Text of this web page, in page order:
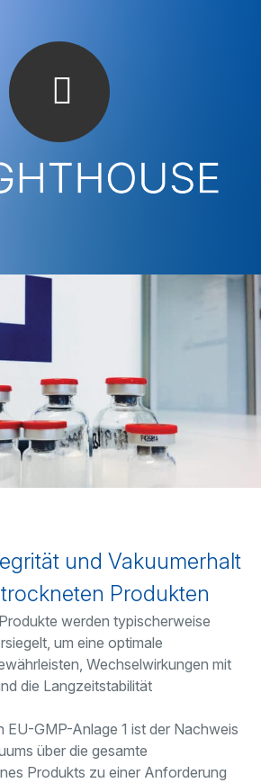
und Vakuumerhalt
Produkten
werden typischerweise
um eine optimale
Wechselwirkungen mit
die Langzeitstabilität
EU-GMP-Anlage 1 ist der Nachweis
über die gesamte
Produkts zu einer Anforderung